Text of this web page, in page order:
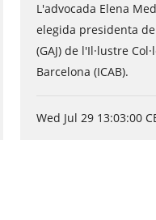
L'advocada Elena
elegida presidenta
(GAJ) de l'Il·lustre
Barcelona (ICAB).
Wed Jul 29 13:03:00